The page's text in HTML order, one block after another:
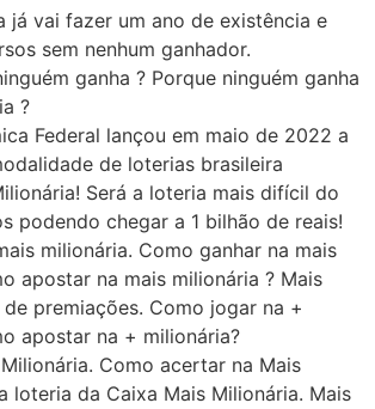
já vai fazer um ano de existência e
sem nenhum ganhador.
ganha ? Porque ninguém ganha
?
Federal lançou em maio de 2022 a
de loterias brasileira
Será a loteria mais difícil do
podendo chegar a 1 bilhão de reais!
milionária. Como ganhar na mais
apostar na mais milionária ? Mais
premiações. Como jogar na +
apostar na + milionária?
Como acertar na Mais
loteria da Caixa Mais Milionária. Mais